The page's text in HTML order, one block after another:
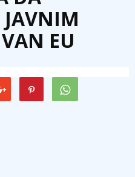
JAVNIM
EU